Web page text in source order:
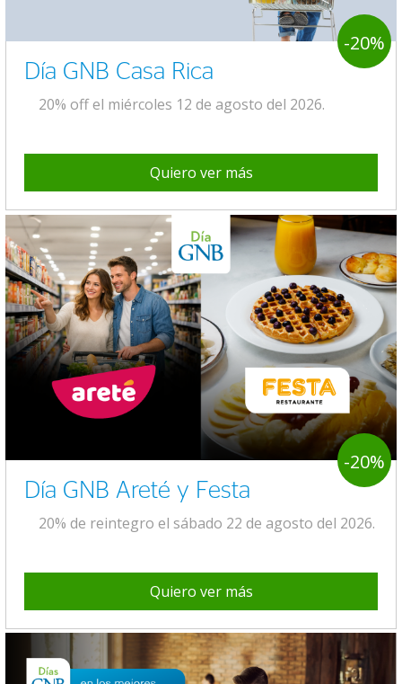
-20%
Día GNB Casa Rica
20% off el miércoles 12 de agosto del 2026.
Quiero ver más
-20%
Día GNB Areté y Festa
20% de reintegro el sábado 22 de agosto del 2026.
Quiero ver más